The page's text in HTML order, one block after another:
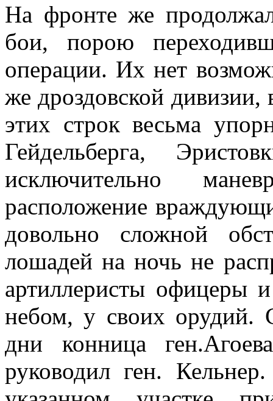
На фронте же
бои, порою
операции. Их нет
же дроздовской дивизии,
этих строк весьма
Гейдельберга,
исключительно
расположение
довольно сложной
лошадей на ночь не
артиллеристы офицеры
небом, у своих орудий.
дни конница
руководил ген.